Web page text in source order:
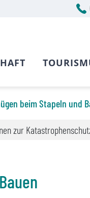
beim Stapeln und
zur